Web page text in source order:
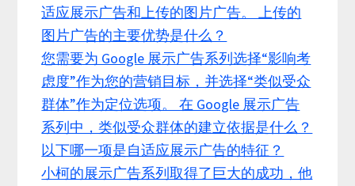
适应展示广告和上传的图片广告。 上传的
图片广告的主要优势是什么？
您需要为 Google 展示广告系列选择“影响考
虑度”作为您的营销目标，并选择“类似受众
群体”作为定位选项。 在 Google 展示广告
系列中，类似受众群体的建立依据是什么？
以下哪一项是自适应展示广告的特征？
小柯的展示广告系列取得了巨大的成功，他